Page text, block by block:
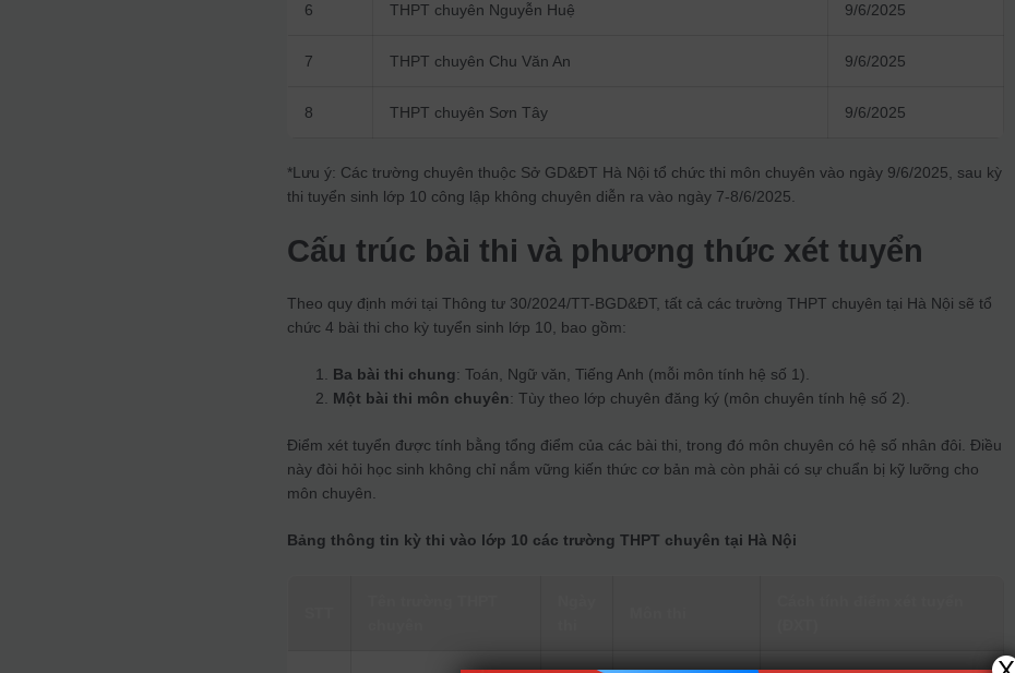
6 THPT chuyên Nguyễn Huệ 9/6/2025
7 THPT chuyên Chu Văn An 9/6/2025
8 THPT chuyên Sơn Tây 9/6/2025
*Lưu ý: Các trường chuyên thuộc Sở GD&ĐT Hà Nội tổ chức thi môn chuyên vào ngày 9/6/2025, sau kỳ
thi tuyển sinh lớp 10 công lập không chuyên diễn ra vào ngày 7-8/6/2025.
Cấu trúc bài thi và phương thức xét tuyển
Theo quy định mới tại Thông tư 30/2024/TT-BGD&ĐT, tất cả các trường THPT chuyên tại Hà Nội sẽ tổ
chức 4 bài thi cho kỳ tuyển sinh lớp 10, bao gồm:
Ba bài thi chung: Toán, Ngữ văn, Tiếng Anh (mỗi môn tính hệ số 1).
Một bài thi môn chuyên: Tùy theo lớp chuyên đăng ký (môn chuyên tính hệ số 2).
Điểm xét tuyển được tính bằng tổng điểm của các bài thi, trong đó môn chuyên có hệ số nhân đôi. Điều
này đòi hỏi học sinh không chỉ nắm vững kiến thức cơ bản mà còn phải có sự chuẩn bị kỹ lưỡng cho
môn chuyên.
Bảng thông tin kỳ thi vào lớp 10 các trường THPT chuyên tại Hà Nội